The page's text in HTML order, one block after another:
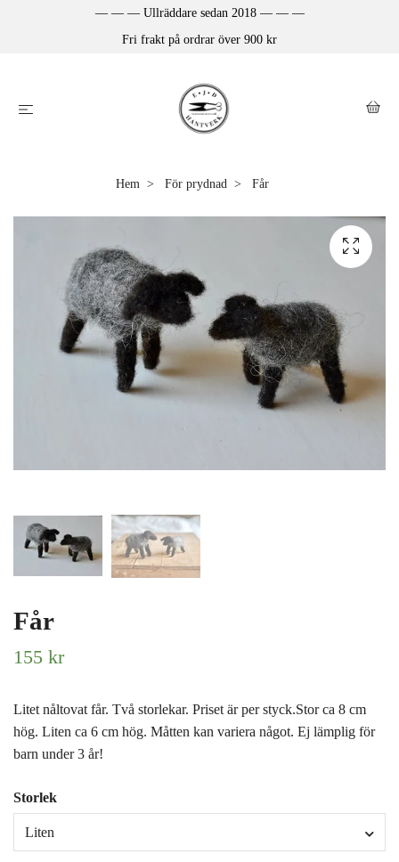
— — — Ullräddare sedan 2018 — — —
Fri frakt på ordrar över 900 kr
Hem För prydnad Får
Får
155 kr
Litet nåltovat får. Två storlekar. Priset är per styck.Stor ca 8 cm
hög. Liten ca 6 cm hög. Måtten kan variera något. Ej lämplig för
barn under 3 år!
Storlek
Liten